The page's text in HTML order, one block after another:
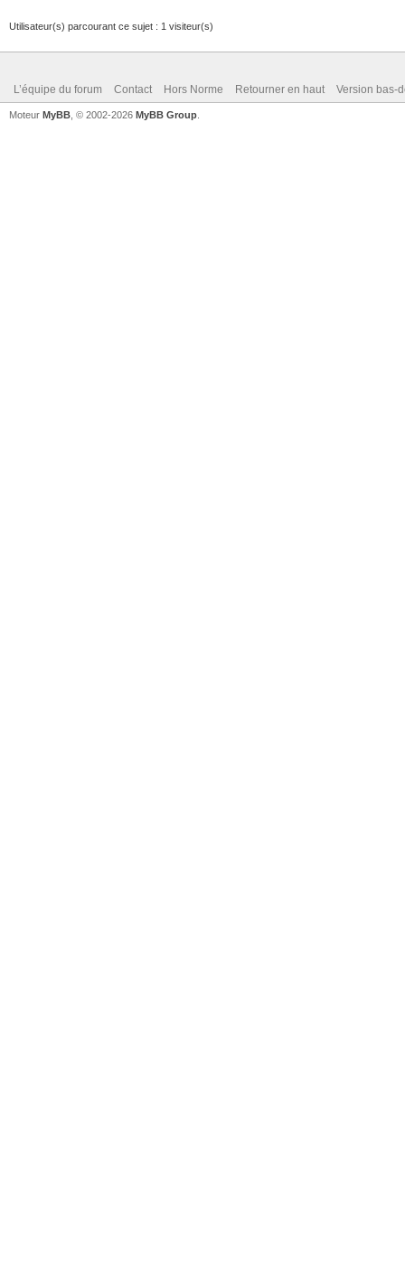
Utilisateur(s) parcourant ce sujet : 1 visiteur(s)
L’équipe du forum Contact Hors Norme Retourner en haut Version bas-
Moteur MyBB , © 2002-2026 MyBB Group